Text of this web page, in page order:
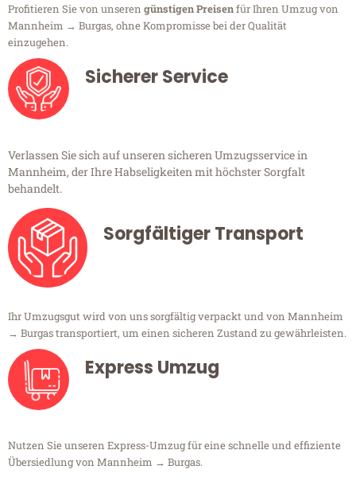
Profitieren Sie von unseren günstigen Preisenfür Ihren Umzug von
Mannheim → Burgas, ohne Kompromisse bei der Qualität
einzugehen.
Sicherer Service
Verlassen Sie sich auf unseren sicheren Umzugsservice in
Mannheim, der Ihre Habseligkeiten mit höchster Sorgfalt
behandelt.
Sorgfältiger Transport
Ihr Umzugsgut wird von uns sorgfältig verpackt und von Mannheim
→ Burgas transportiert, um einen sicheren Zustand zu gewährleisten.
Express Umzug
Nutzen Sie unseren Express-Umzug für eine schnelle und effiziente
Übersiedlung von Mannheim → Burgas.